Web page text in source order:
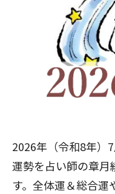
2026年（令和8年）
運勢を占い師の章月
す。全体運＆総合